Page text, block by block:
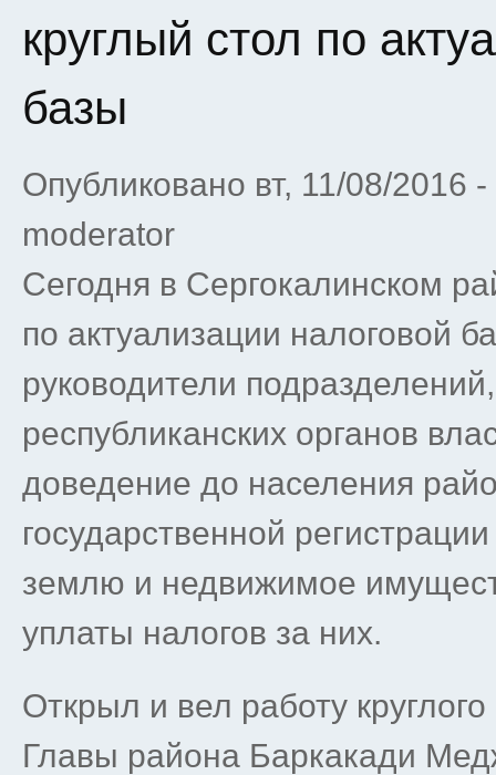
круглый стол по
базы
Опубликовано вт, 11/08/2016
moderator
Сегодня в Сергокалинском
по актуализации налоговой
руководители
республиканских органов
доведение до населения
государственной
землю и недвижимое
уплаты налогов за них.
Открыл и вел работу
Главы района Баркакади